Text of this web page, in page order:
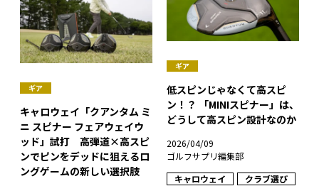
ギア
キャロウェイ「クアンタム ミ
ニ スピナー フェアウェイウ
ッド」試打 高弾道×高スピ
ンでピンをデッドに狙えるロ
ングゲームの新しい選択肢
ギア
低スピンじゃなくて高スピ
ン！？ 「MINIスピナー」は、
どうして高スピン設計なのか
2026/04/09
ゴルフサプリ編集部
キャロウェイ
クラブ選び